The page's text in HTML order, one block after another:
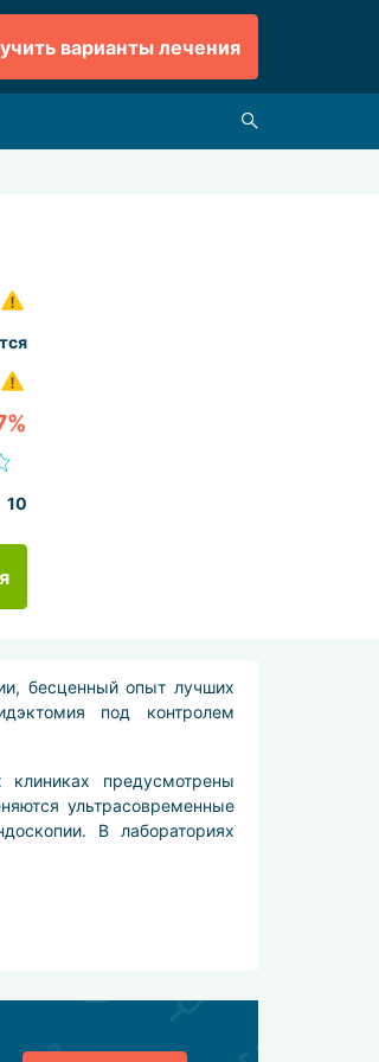
варианты лечения
10
бесценный опыт лучших
под контролем
предусмотрены
ультрасовременные
В лабораториях